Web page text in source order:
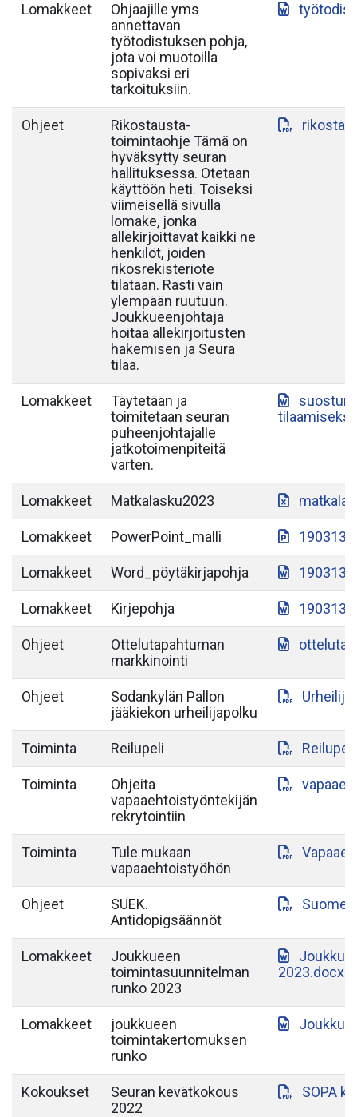
Lomakkeet
Ohjaajille yms
annettavan
työtodistuksen pohja,
jota voi muotoilla
sopivaksi eri
tarkoituksiin.
Ohjeet
Rikostausta-
toimintaohje Tämä on
hyväksytty seuran
hallituksessa. Otetaan
käyttöön heti. Toiseksi
viimeisellä sivulla
lomake, jonka
allekirjoittavat kaikki ne
henkilöt, joiden
rikosrekisteriote
tilataan. Rasti vain
ylempään ruutuun.
Joukkueenjohtaja
hoitaa allekirjoitusten
hakemisen ja Seura
tilaa.
Lomakkeet
Täytetään ja
toimitetaan seuran
puheenjohtajalle
jatkotoimenpiteitä
varten.
Lomakkeet Matkalasku2023
Lomakkeet PowerPoint_malli 190313-
Lomakkeet Word_pöytäkirjapohja 190313-
Lomakkeet Kirjepohja 190313-
Ohjeet
Ottelutapahtuman
markkinointi
Ohjeet
Sodankylän Pallon
jääkiekon urheilijapolku
Toiminta Reilupeli
Toiminta
Ohjeita
vapaaehtoistyöntekijän
rekrytointiin
Toiminta
Tule mukaan
vapaaehtoistyöhön
Ohjeet
SUEK.
Antidopigsäännöt
Lomakkeet
Joukkueen
toimintasuunnitelman
runko 2023
2023.docx
Lomakkeet
joukkueen
toimintakertomuksen
runko
Kokoukset
Seuran kevätkokous
2022
SOPA